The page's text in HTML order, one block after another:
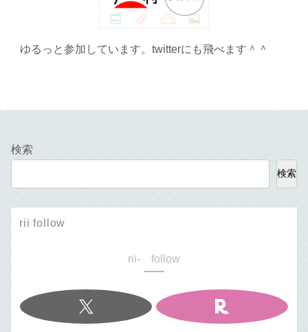
ゆるっと参加しています。twitterにも飛べます＾＾
検索
検索
rii follow
rii- follow